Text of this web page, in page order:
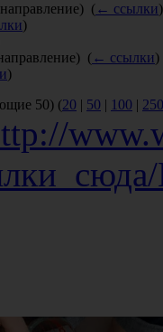
(← ссылки)
)
(← ссылки)
)
50) (20 | 50 | 100 | 250